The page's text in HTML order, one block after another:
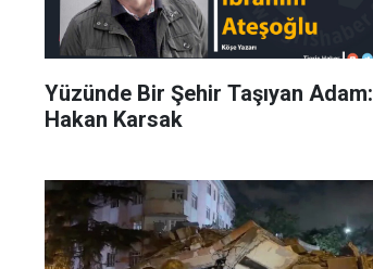
Yüzünde Bir Şehir Taşıyan Adam:
Hakan Karsak